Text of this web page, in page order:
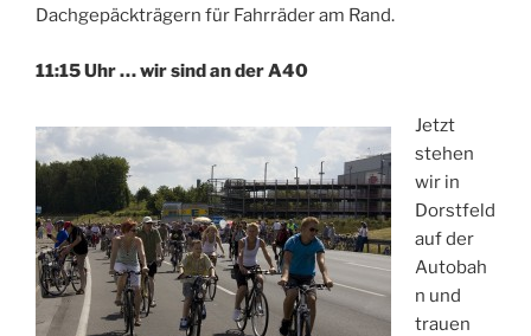
Dachgepäckträgern für Fahrräder am Rand.
11:15 Uhr … wir sind an der A40
Jetzt
stehen
wir in
Dorstfeld
auf der
Autobah
n und
trauen